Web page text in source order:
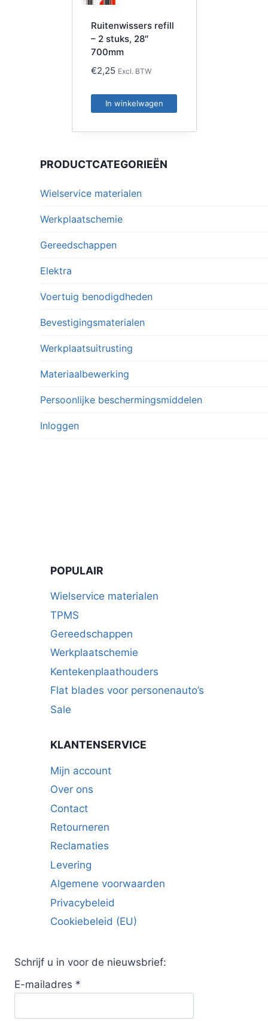
Ruitenwissers refill
– 2 stuks, 28″
700mm
€2,25 Excl. BTW
In winkelwagen
PRODUCTCATEGORIEËN
Wielservice materialen
Werkplaatschemie
Gereedschappen
Elektra
Voertuig benodigdheden
Bevestigingsmaterialen
Werkplaatsuitrusting
Materiaalbewerking
Persoonlijke beschermingsmiddelen
Inloggen
POPULAIR
Wielservice materialen
TPMS
Gereedschappen
Werkplaatschemie
Kentekenplaathouders
Flat blades voor personenauto’s
Sale
KLANTENSERVICE
Mijn account
Over ons
Contact
Retourneren
Reclamaties
Levering
Algemene voorwaarden
Privacybeleid
Cookiebeleid (EU)
Schrijf u in voor de nieuwsbrief:
E-mailadres *